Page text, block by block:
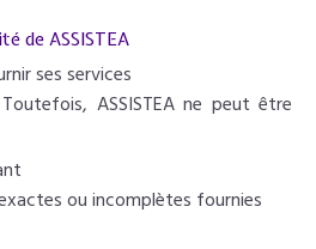
de ASSISTEA
ses services
ASSISTEA ne peut être
ou incomplètes fournies